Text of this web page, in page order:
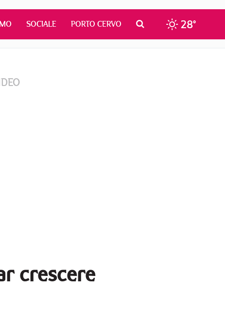
SOCIALE PORTO CERVO 28°
crescere